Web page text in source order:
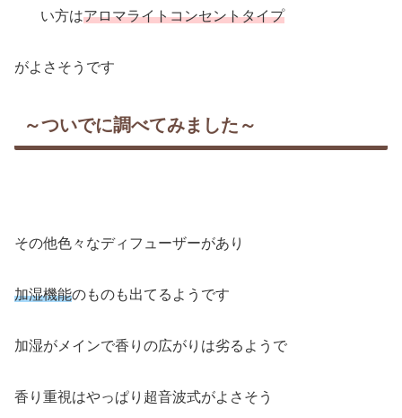
い方はアロマライトコンセントタイプ
がよさそうです
～ついでに調べてみました～
その他色々なディフューザーがあり
加湿機能のものも出てるようです
加湿がメインで香りの広がりは劣るようで
香り重視はやっぱり超音波式がよさそう